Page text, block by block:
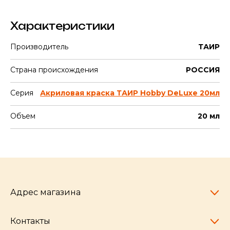
Характеристики
Производитель ТАИР
Страна происхождения РОССИЯ
Серия Акриловая краска ТАИР Hobby DeLuxe 20мл
Объем 20 мл
Адрес магазина
Челябинск,
Контакты